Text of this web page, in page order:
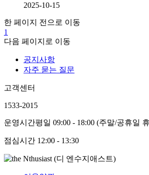
2025-10-15
한 페이지 전으로 이동
1
다음 페이지로 이동
공지사항
자주 묻는 질문
고객센터
1533-2015
운영시간평일 09:00 - 18:00 (주말/공휴일
점심시간 12:00 - 13:30